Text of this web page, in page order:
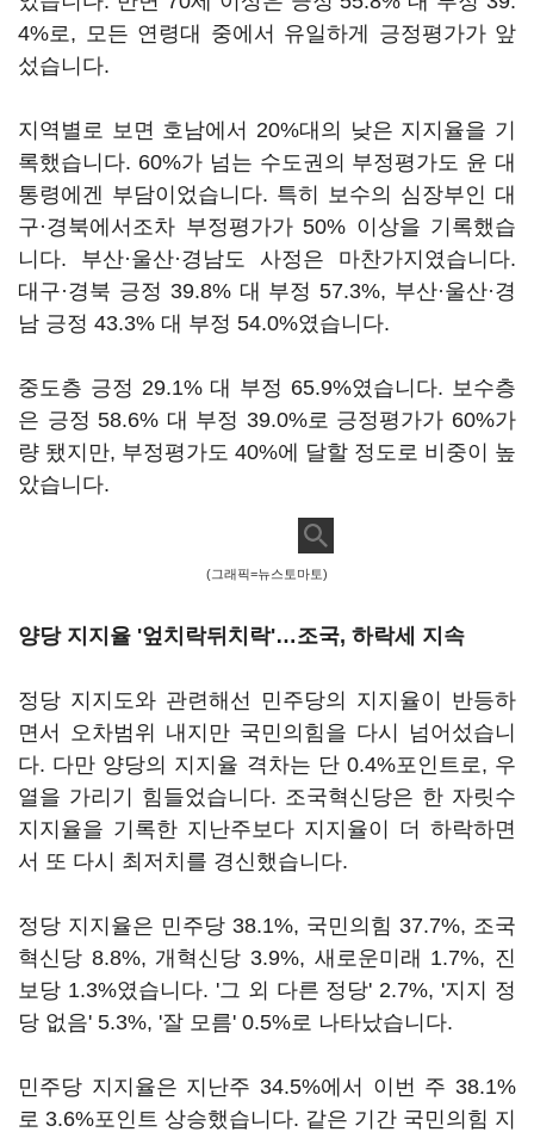
4%로, 모든 연령대 중에서 유일하게 긍정평가가 앞
섰습니다.
지역별로 보면 호남에서 20%대의 낮은 지지율을 기
록했습니다. 60%가 넘는 수도권의 부정평가도 윤 대
통령에겐 부담이었습니다. 특히 보수의 심장부인 대
구·경북에서조차 부정평가가 50% 이상을 기록했습
니다. 부산·울산·경남도 사정은 마찬가지였습니다.
대구·경북 긍정 39.8% 대 부정 57.3%, 부산·울산·경
남 긍정 43.3% 대 부정 54.0%였습니다.
중도층 긍정 29.1% 대 부정 65.9%였습니다. 보수층
은 긍정 58.6% 대 부정 39.0%로 긍정평가가 60%가
량 됐지만, 부정평가도 40%에 달할 정도로 비중이 높
았습니다.
(그래픽=뉴스토마토)
양당 지지율 '엎치락뒤치락'…조국, 하락세 지속
정당 지지도와 관련해선 민주당의 지지율이 반등하
면서 오차범위 내지만 국민의힘을 다시 넘어섰습니
다. 다만 양당의 지지율 격차는 단 0.4%포인트로, 우
열을 가리기 힘들었습니다. 조국혁신당은 한 자릿수
지지율을 기록한 지난주보다 지지율이 더 하락하면
서 또 다시 최저치를 경신했습니다.
정당 지지율은 민주당 38.1%, 국민의힘 37.7%, 조국
혁신당 8.8%, 개혁신당 3.9%, 새로운미래 1.7%, 진
보당 1.3%였습니다. '그 외 다른 정당' 2.7%, '지지 정
당 없음' 5.3%, '잘 모름' 0.5%로 나타났습니다.
민주당 지지율은 지난주 34.5%에서 이번 주 38.1%
로 3.6%포인트 상승했습니다. 같은 기간 국민의힘 지